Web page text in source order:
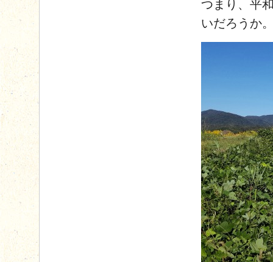
つまり、平
いだろうか